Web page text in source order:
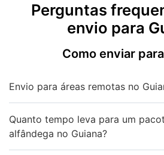
Perguntas
envio para
Como enviar
Envio para áreas remotas no
Quanto tempo leva para um
alfândega no Guiana?